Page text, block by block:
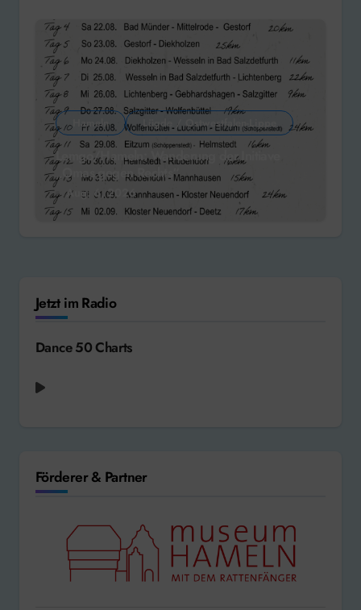
Hameln Lügde / Ostwestfalen-Lippe
Lemgo/Hameln: Wanderung der Initiave
„Omas gegen Rechts“
Aug. 6, 2026
Jetzt im Radio
Dance 50 Charts
Förderer & Partner